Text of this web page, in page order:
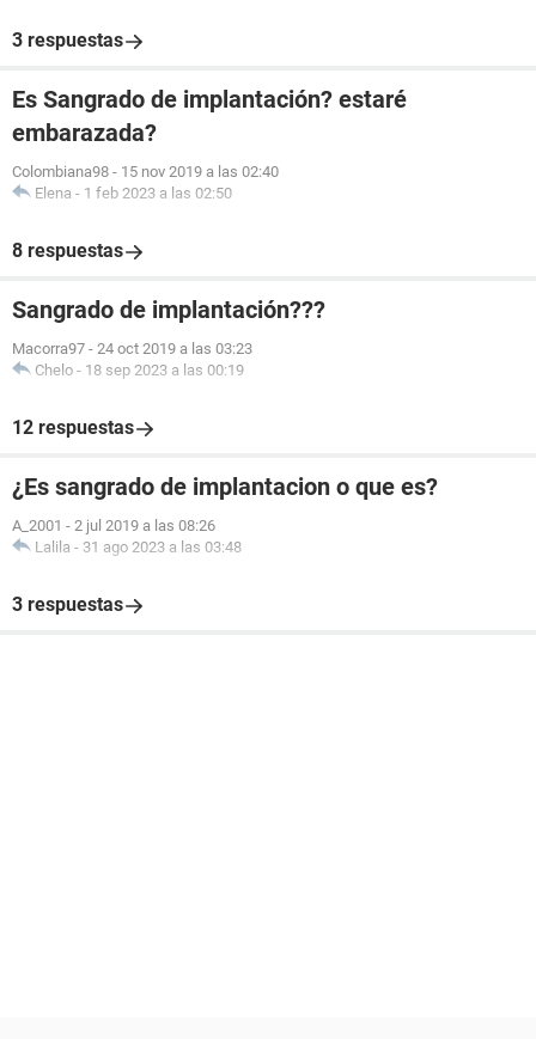
3 respuestas
Es Sangrado de implantación? estaré
embarazada?
Colombiana98 - 15 nov 2019 a las 02:40
Elena - 1 feb 2023 a las 02:50
8 respuestas
Sangrado de implantación???
Macorra97 - 24 oct 2019 a las 03:23
Chelo - 18 sep 2023 a las 00:19
12 respuestas
¿Es sangrado de implantacion o que es?
A_2001 - 2 jul 2019 a las 08:26
Lalila - 31 ago 2023 a las 03:48
3 respuestas